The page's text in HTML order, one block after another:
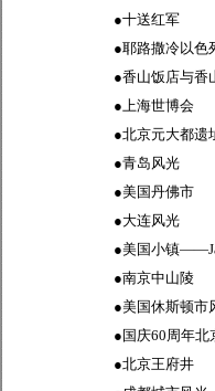
●十送红军
●耶路撒冷以色
●香山饭店与香
●上海世博会
●北京元大都遗
●青岛风光
●美国丹佛市
●大连风光
●美国小镇
●南京中山陵
●美国休斯顿市
● 国庆60周年北
●北京王府井